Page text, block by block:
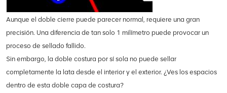
Aunque el doble cierre puede parecer normal, requiere una gran
precisión. Una diferencia de tan solo 1 milímetro puede provocar un
proceso de sellado fallido.
Sin embargo, la doble costura por sí sola no puede sellar
completamente la lata desde el interior y el exterior. ¿Ves los espacios
dentro de esta doble capa de costura?